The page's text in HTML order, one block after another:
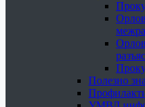
Полезно